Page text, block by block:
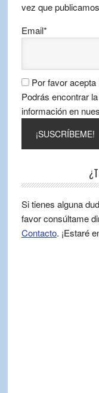
vez que
Email*
Por favor acepta
Podrás encontrar
información en
Si tienes alguna
favor consúltame
Contacto. ¡Estaré